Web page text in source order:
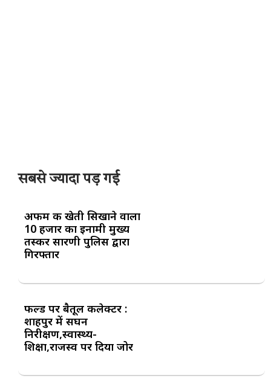
सबसे ज्यादा पड़ गई
अफीम की खेती सिखाने वाला
10 हजार का इनामी मुख्य
तस्कर सारणी पुलिस द्वारा
गिरफ्तार
फील्ड पर बैतूल कलेक्टर :
शाहपुर में सघन
निरीक्षण,स्वास्थ्य-
शिक्षा,राजस्व पर दिया जोर